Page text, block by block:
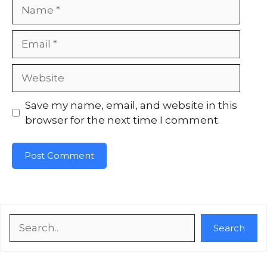
Save my name, email, and website in this
browser for the next time I comment.
Search